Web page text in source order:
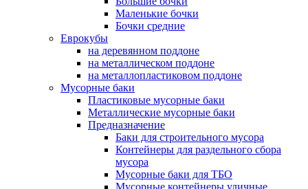
Маленькие бочки
Бочки средние
Еврокубы
на деревянном поддоне
на металлическом поддоне
на металлопластиковом поддоне
Мусорные баки
Пластиковые мусорные баки
Металлические мусорные баки
Предназначение
Баки для строительного мусора
Контейнеры для раздельного сбора
мусора
Мусорные баки для ТБО
Мусорные контейнеры уличные